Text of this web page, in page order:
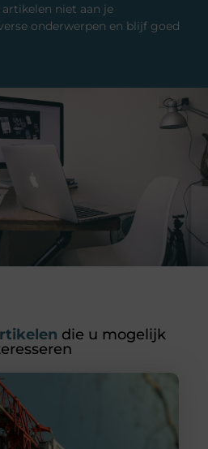
niet aan je
onderwerpen en blijf goed
die u mogelijk